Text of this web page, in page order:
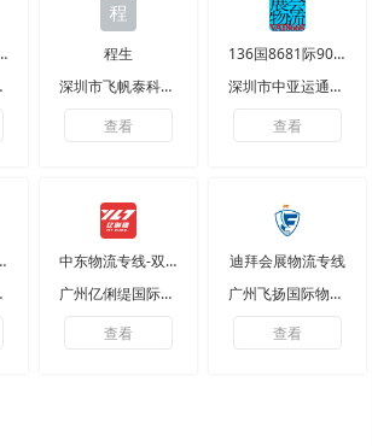
旅-小梁
公司
程生
深圳市飞帆泰科技有限公司
查看
136国8681际9023展会物流
深圳市中亚运通展览服务有限公司
查看
9850
限公司
中东物流专线-双清包税一条龙
广州亿俐缇国际货运代理有限公司
查看
迪拜会展物流专线
广州飞扬国际物流有限公司
查看